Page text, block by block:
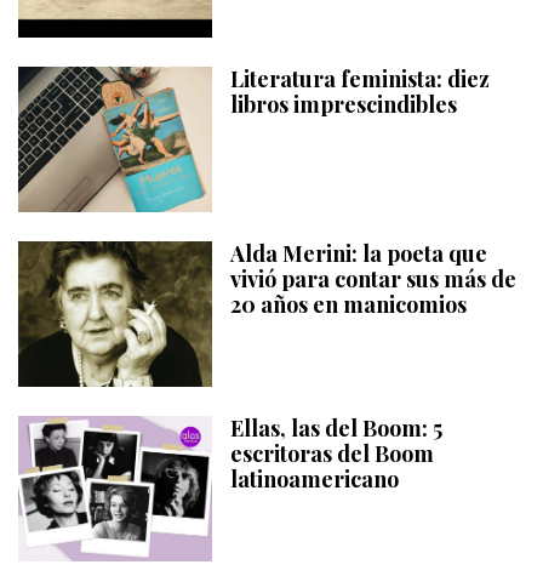
Literatura feminista: diez
libros imprescindibles
Alda Merini: la poeta que
vivió para contar sus más de
20 años en manicomios
Ellas, las del Boom: 5
escritoras del Boom
latinoamericano